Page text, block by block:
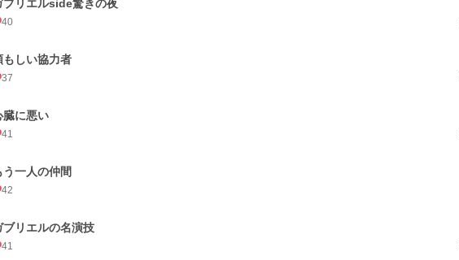
ブリエルside驚きの夜
40
もしい協力者
37
臓に悪い
41
う一人の仲間
42
ブリエルの名演技
41